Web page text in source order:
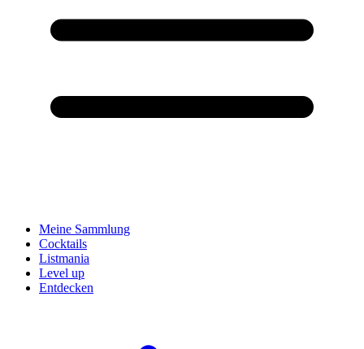
Meine Sammlung
Cocktails
Listmania
Level up
Entdecken